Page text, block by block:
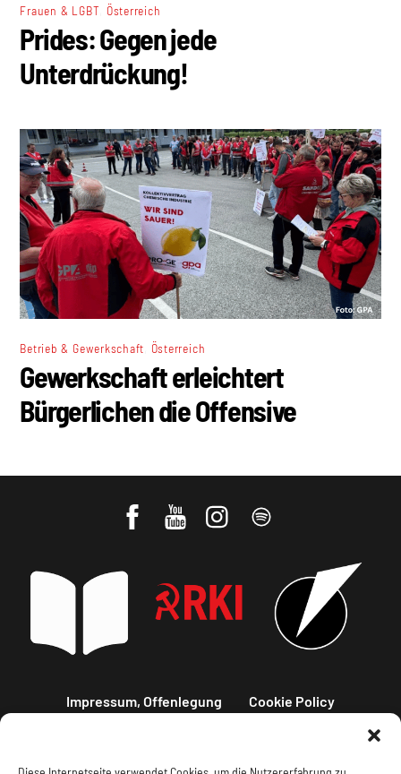
Frauen & LGBT Österreich
Prides: Gegen jede
Unterdrückung!
Betrieb & Gewerkschaft Österreich
Gewerkschaft erleichtert
Bürgerlichen die Offensive
Impressum, Offenlegung Cookie Policy